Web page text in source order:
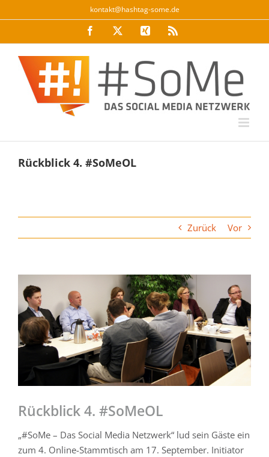
Inhalt
kontakt@hashtag-some.de
FacebookTwitterXing Rss
Rückblick 4. #SoMeOL
Zurück Vor
grösseres
Bild
Rückblick 4. #SoMeOL
„#SoMe – Das Social Media Netzwerk“ lud sein Gäste ein
zum 4. Online-Stammtisch am 17. September. Initiator